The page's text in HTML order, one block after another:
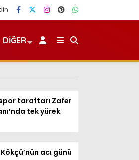
DIĞER
taraftarı Zafer
tek yürek
acı günü